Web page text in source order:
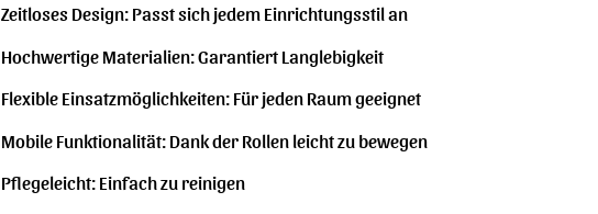
Zeitloses Design: Passt sich jedem Einrichtungsstil an
Hochwertige Materialien: Garantiert Langlebigkeit
Flexible Einsatzmöglichkeiten: Für jeden Raum geeignet
Mobile Funktionalität: Dank der Rollen leicht zu bewegen
Pflegeleicht: Einfach zu reinigen